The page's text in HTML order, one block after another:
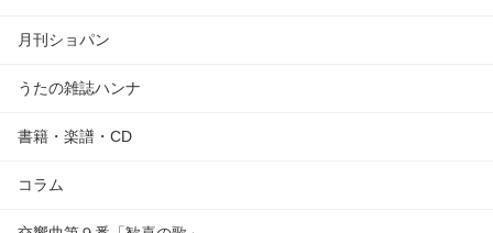
月刊ショパン
うたの雑誌ハンナ
書籍・楽譜・CD
コラム